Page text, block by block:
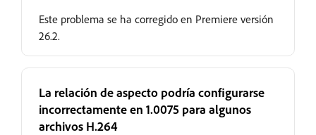
Este problema se ha corregido en Premiere versión
26.2.
La relación de aspecto podría configurarse
incorrectamente en 1.0075 para algunos
archivos H.264